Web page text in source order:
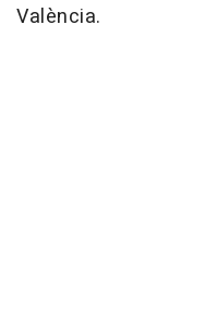
València.